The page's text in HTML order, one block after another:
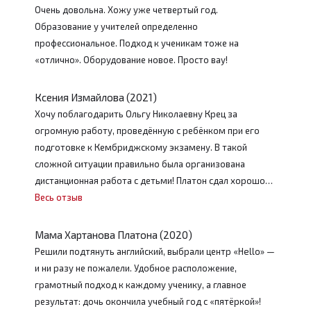
Очень довольна. Хожу уже четвертый год.
Образование у учителей определенно
профессиональное. Подход к ученикам тоже на
«отлично». Оборудование новое. Просто вау!
Ксения Измайлова (2021)
Хочу поблагодарить Ольгу Николаевну Крец за
огромную работу, проведённую с ребёнком при его
подготовке к Кембриджскому экзамену. В такой
сложной ситуации правильно была организована
дистанционная работа с детьми! Платон сдал хорошо…
Весь отзыв
Мама Хартанова Платона (2020)
Решили подтянуть английский, выбрали центр «Hello» —
и ни разу не пожалели. Удобное расположение,
грамотный подход к каждому ученику, а главное
результат: дочь окончила учебный год с «пятёркой»!